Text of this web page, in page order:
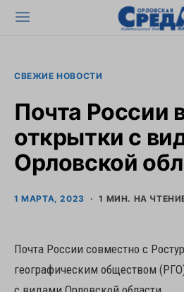
СВЕЖИЕ НОВОСТИ
Почта России
открытки с
Орловской
1 МАРТА, 2023 1 МИН. НА
Почта России совместно с
географическим обществом